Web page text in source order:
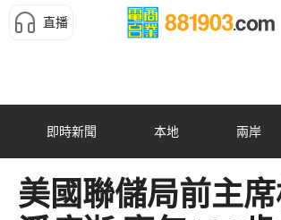
直播
即時新聞 本地 兩岸
美國聯儲局前主